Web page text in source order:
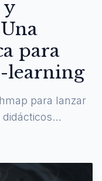
y
para
learning
para lanzar